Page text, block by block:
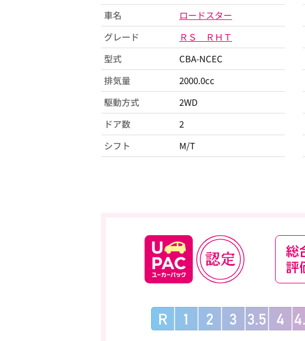
車名
ロードスター
グレード
ＲＳ ＲＨＴ
型式
CBA-NCEC
排気量
2000.0cc
駆動方式
2WD
ドア数
2
シフト
M/T